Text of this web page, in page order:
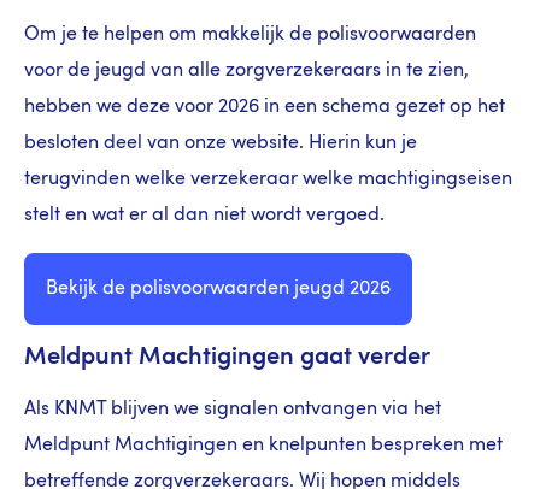
Om je te helpen om makkelijk de polisvoorwaarden
voor de jeugd van alle zorgverzekeraars in te zien,
hebben we deze voor 2026 in een schema gezet op het
besloten deel van onze website. Hierin kun je
terugvinden welke verzekeraar welke machtigingseisen
stelt en wat er al dan niet wordt vergoed.
Bekijk de polisvoorwaarden jeugd 2026
Meldpunt Machtigingen gaat verder
Als KNMT blijven we signalen ontvangen via het
Meldpunt Machtigingen en knelpunten bespreken met
betreffende zorgverzekeraars. Wij hopen middels